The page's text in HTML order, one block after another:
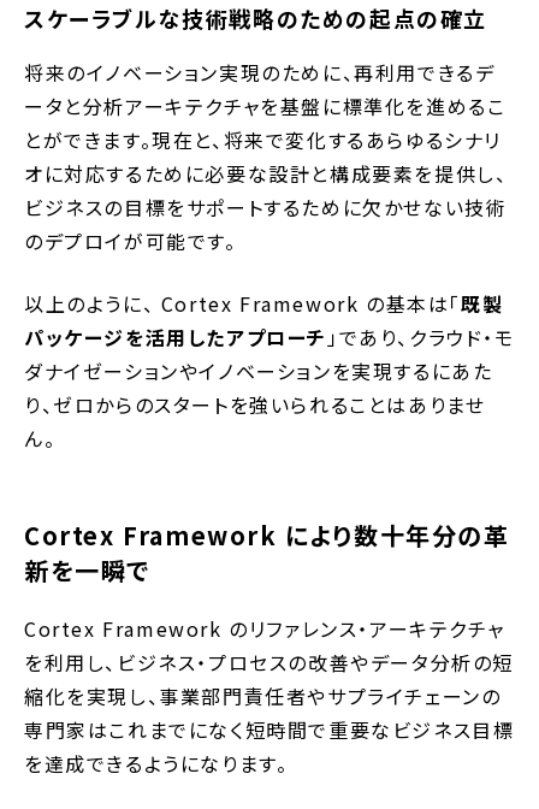
スケーラブルな技術戦略のための起点の確立
将来のイノベーション実現のために、再利用できるデ
ータと分析アーキテクチャを基盤に標準化を進めるこ
とができます。現在と、将来で変化するあらゆるシナリ
オに対応するために必要な設計と構成要素を提供し、
ビジネスの目標をサポートするために欠かせない技術
のデプロイが可能です。
以上のように、 Cortex Framework の基本は「既製
パッケージを活用したアプローチ 」であり、クラウド・モ
ダナイゼーションやイノベーションを実現するにあた
り、ゼロからのスタートを強いられることはありませ
ん。
Cortex Framework により数十年分の革
新を一瞬で
Cortex Framework のリファレンス・アーキテクチャ
を利用し、ビジネス・プロセスの改善やデータ分析の短
縮化を実現し、事業部門責任者やサプライチェーンの
専門家はこれまでになく短時間で重要なビジネス目標
を達成できるようになります。